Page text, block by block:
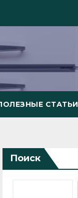
СТАТЬИ
Поиск